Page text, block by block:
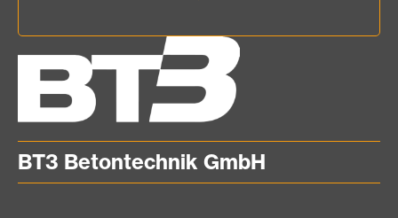
BT3 Betontechnik GmbH